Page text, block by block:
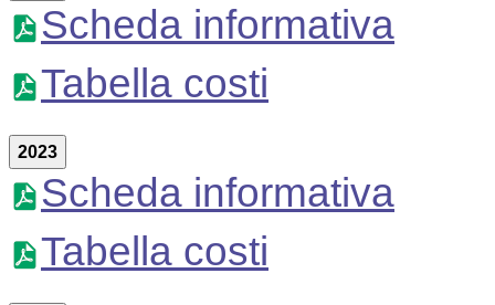
Scheda informativa
Tabella costi
2023
Scheda informativa
Tabella costi